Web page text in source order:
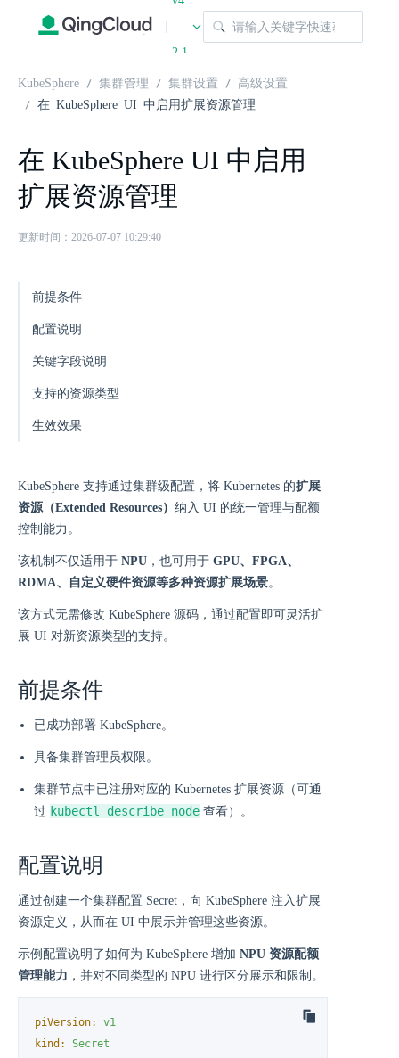
|
2.1
KubeSphere 集群管理 集群设置
高级设置
在 KubeSphere UI 中启用扩展资源管理
在 KubeSphere UI 中启用
扩展资源管理
更新时间：2026-07-07 10:29:40
前提条件
配置说明
关键字段说明
支持的资源类型
生效效果
KubeSphere 支持通过集群级配置，将 Kubernetes 的扩展
资源（Extended Resources） 纳入 UI 的统一管理与配额
控制能力。
该机制不仅适用于 NPU ，也可用于 GPU、FPGA、
RDMA、自定义硬件资源等多种资源扩展场景。
该方式无需修改 KubeSphere 源码，通过配置即可灵活扩
展 UI 对新资源类型的支持。
前提条件
已成功部署 KubeSphere。
具备集群管理员权限。
集群节点中已注册对应的 Kubernetes 扩展资源（可通
过 kubectl describe node 查看）。
配置说明
通过创建一个集群配置 Secret，向 KubeSphere 注入扩展
资源定义，从而在 UI 中展示并管理这些资源。
示例配置说明了如何为 KubeSphere 增加 NPU 资源配额
管理能力 ，并对不同类型的 NPU 进行区分展示和限制。
piVersion:
v1
kind:
Secret